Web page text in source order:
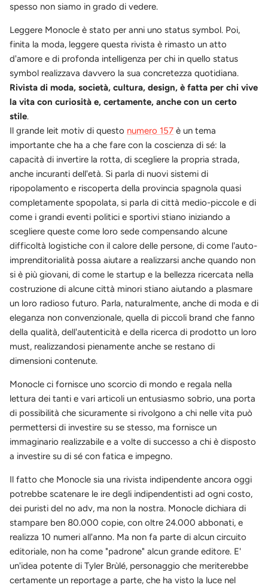
spesso non siamo in grado di vedere.
Leggere Monocle è stato per anni uno status symbol. Poi,
finita la moda, leggere questa rivista è rimasto un atto
d'amore e di profonda intelligenza per chi in quello status
symbol realizzava davvero la sua concretezza quotidiana.
Rivista di moda, società, cultura, design, è fatta per chi vive
la vita con curiosità e, certamente, anche con un certo
stile.
Il grande leit motiv di questo numero 157 è un tema
importante che ha a che fare con la coscienza di sé: la
capacità di invertire la rotta, di scegliere la propria strada,
anche incuranti dell'età. Si parla di nuovi sistemi di
ripopolamento e riscoperta della provincia spagnola quasi
completamente spopolata, si parla di città medio-piccole e di
come i grandi eventi politici e sportivi stiano iniziando a
scegliere queste come loro sede compensando alcune
difficoltà logistiche con il calore delle persone, di come l'auto-
imprenditorialità possa aiutare a realizzarsi anche quando non
si è più giovani, di come le startup e la bellezza ricercata nella
costruzione di alcune città minori stiano aiutando a plasmare
un loro radioso futuro. Parla, naturalmente, anche di moda e di
eleganza non convenzionale, quella di piccoli brand che fanno
della qualità, dell'autenticità e della ricerca di prodotto un loro
must, realizzandosi pienamente anche se restano di
dimensioni contenute.
Monocle ci fornisce uno scorcio di mondo e regala nella
lettura dei tanti e vari articoli un entusiasmo sobrio, una porta
di possibilità che sicuramente si rivolgono a chi nelle vita può
permettersi di investire su se stesso, ma fornisce un
immaginario realizzabile e a volte di successo a chi è disposto
a investire su di sé con fatica e impegno.
Il fatto che Monocle sia una rivista indipendente ancora oggi
potrebbe scatenare le ire degli indipendentisti ad ogni costo,
dei puristi del no adv, ma non la nostra. Monocle dichiara di
stampare ben 80.000 copie, con oltre 24.000 abbonati, e
realizza 10 numeri all'anno. Ma non fa parte di alcun circuito
editoriale, non ha come "padrone" alcun grande editore. E'
un'idea potente di Tyler Brùlé, personaggio che meriterebbe
certamente un reportage a parte, che ha visto la luce nel